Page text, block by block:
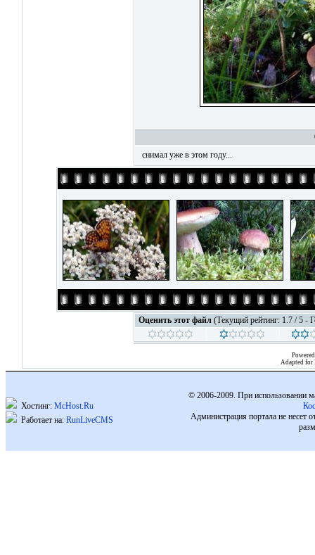
снимал уже в этом году...
Оценить этот файл (Текущий рейтинг: 1.7 / 5 -
Adapted for
Хостинг: McHost.Ru
Работает на: RunLiveCMS
© 2006-2009. При использовании
Администрация портала не несет